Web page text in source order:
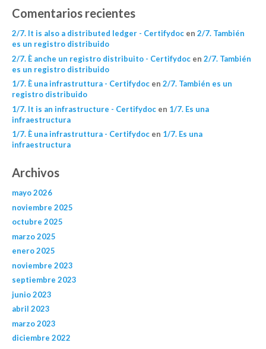
Comentarios recientes
2/7. It is also a distributed ledger - Certifydocen 2/7. También
es un registro distribuido
2/7. È anche un registro distribuito - Certifydocen 2/7. También
es un registro distribuido
1/7. È una infrastruttura - Certifydocen 2/7. También es un
registro distribuido
1/7. It is an infrastructure - Certifydocen 1/7. Es una
infraestructura
1/7. È una infrastruttura - Certifydocen 1/7. Es una
infraestructura
Archivos
mayo 2026
noviembre 2025
octubre 2025
marzo 2025
enero 2025
noviembre 2023
septiembre 2023
junio 2023
abril 2023
marzo 2023
diciembre 2022